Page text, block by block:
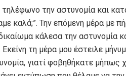
την αστυνομία και
καλά;”. Την επόμενη μέρα με
κάλεσα την αστυνομία
τη μέρα μου έστειλε
γιατί φοβηθήκατε μήπως